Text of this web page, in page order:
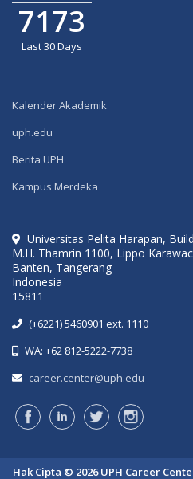
7173
Last 30 Days
Kalender Akademik
uph.edu
Berita UPH
Kampus Merdeka
Universitas Pelita Harapan,
M.H. Thamrin 1100, Lippo
Banten, Tangerang
Indonesia
15811
(+6221) 5460901 ext. 1110
WA: +62 812-5222-7738
career.center@uph.edu
Hak Cipta © 2026 UPH Career